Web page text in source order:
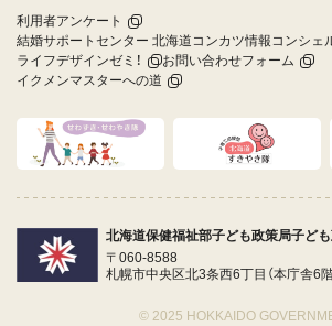
利用者アンケート
結婚サポートセンター 北海道コンカツ情報コンシェ
ライフデザインゼミ！
お問い合わせフォーム
イクメンマスターへの道
北海道保健福祉部子ども政策局子ど
〒060-8588
札幌市中央区北3条西6丁目（本庁舎6階
© 2025 HOKKAIDO